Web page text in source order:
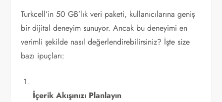
Turkcell’in 50 GB’lık veri paketi, kullanıcılarına geniş
bir dijital deneyim sunuyor. Ancak bu deneyimi en
verimli şekilde nasıl değerlendirebilirsiniz? İşte size
bazı ipuçları:
İçerik Akışınızı Planlayın